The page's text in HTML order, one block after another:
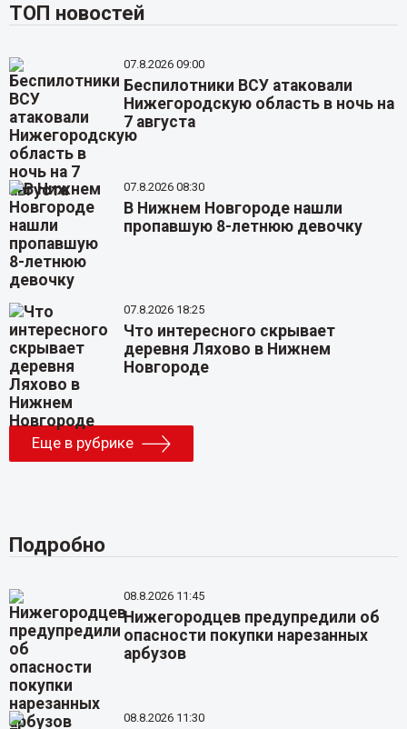
ТОП новостей
07.8.2026 09:00
Беспилотники ВСУ атаковали
Нижегородскую область в ночь на
7 августа
07.8.2026 08:30
В Нижнем Новгороде нашли
пропавшую 8-летнюю девочку
07.8.2026 18:25
Что интересного скрывает
деревня Ляхово в Нижнем
Новгороде
Еще в рубрике
Подробно
08.8.2026 11:45
Нижегородцев предупредили об
опасности покупки нарезанных
арбузов
08.8.2026 11:30